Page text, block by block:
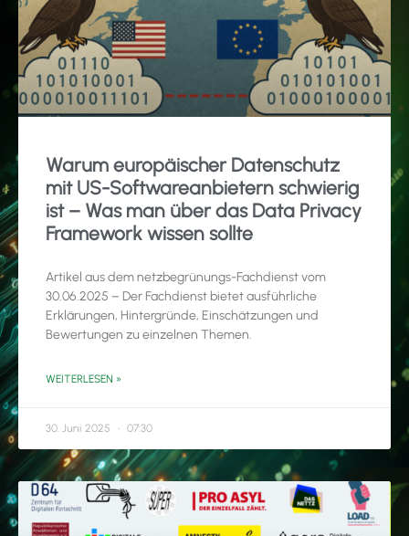
Warum europäischer Datenschutz
mit US-Softwareanbietern schwierig
ist – Was man über das Data Privacy
Framework wissen sollte
Artikel aus dem netzbegrünungs-Fachdienst vom
30.06.2025 – Der Fachdienst bietet ausführliche
Erklärungen, Hintergründe, Einschätzungen und
Bewertungen zu einzelnen Themen.
WEITERLESEN »
30. Juni 2025 07:30